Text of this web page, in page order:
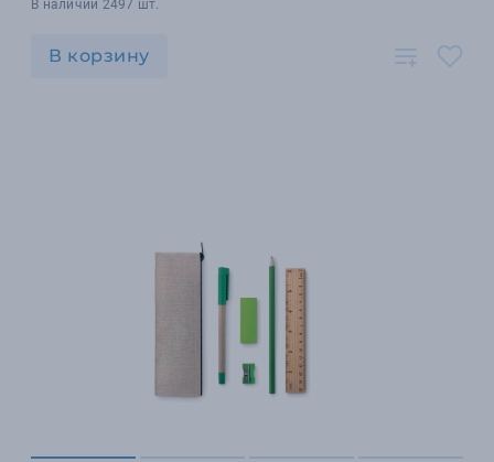
В наличии 2497 шт.
В корзину